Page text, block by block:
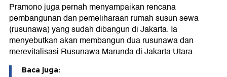
Pramono juga pernah menyampaikan rencana
pembangunan dan pemeliharaan rumah susun sewa
(rusunawa) yang sudah dibangun di Jakarta. Ia
menyebutkan akan membangun dua rusunawa dan
merevitalisasi Rusunawa Marunda di Jakarta Utara.
Baca juga: